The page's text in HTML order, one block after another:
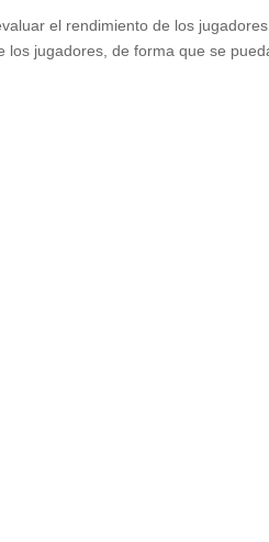
el rendimiento de los
jugadores, de forma que se